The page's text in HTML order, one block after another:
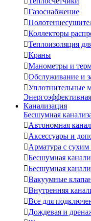
Газоснабжение

Коллекторы
Теплоизоляция
Краны
Манометры и
Обслуживание и
Уплотнительные
Канализация
Бесшумная
Автономная
Аксессуары и
Арматура с сухим
Бесшумная
Бесшумная
Вакуумные
Внутренняя
Все для
Дождевая и